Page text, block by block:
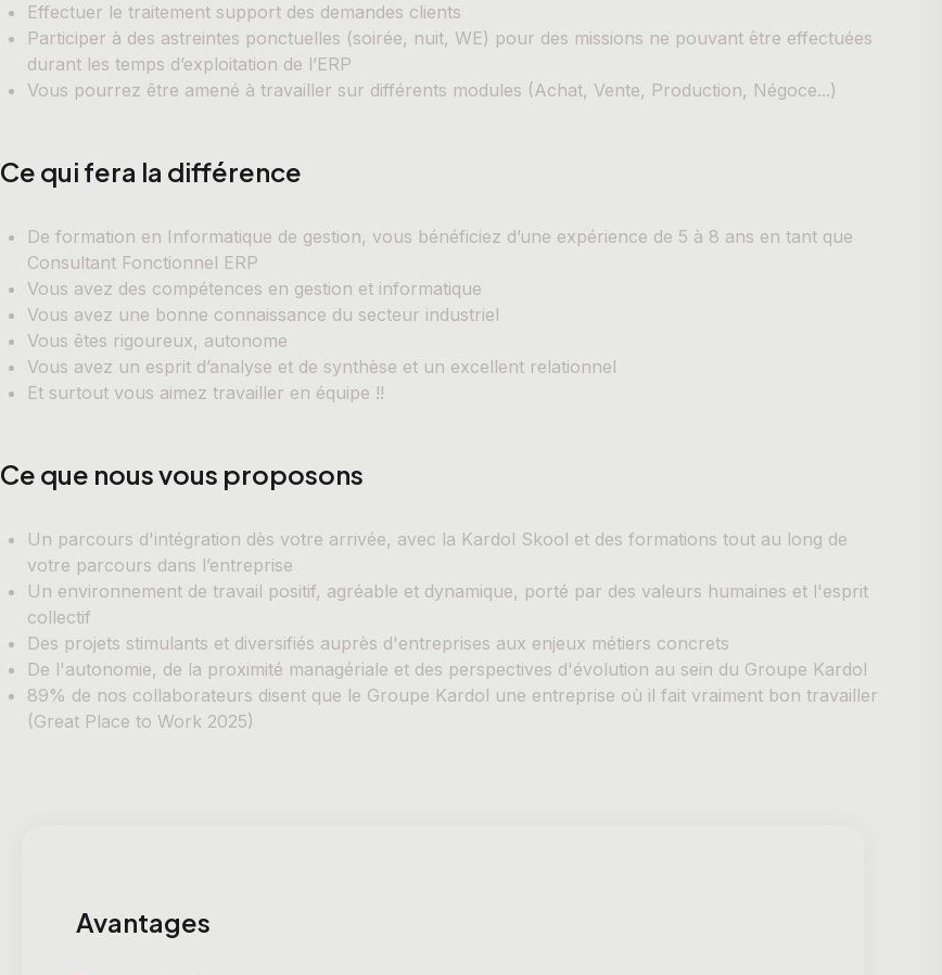
Effectuer le traitement support des demandes clients
Participer à des astreintes ponctuelles (soirée, nuit, WE) pour des missions ne pouvant être effectuées
durant les temps d’exploitation de l’ERP
Vous pourrez être amené à travailler sur différents modules (Achat, Vente, Production, Négoce...)
Ce qui fera la différence
De formation en Informatique de gestion, vous bénéficiez d’une expérience de 5 à 8 ans en tant que
Consultant Fonctionnel ERP
Vous avez des compétences en gestion et informatique
Vous avez une bonne connaissance du secteur industriel
Vous êtes rigoureux, autonome
Vous avez un esprit d’analyse et de synthèse et un excellent relationnel
Et surtout vous aimez travailler en équipe !!
Ce que nous vous proposons
Un parcours d'intégration dès votre arrivée, avec la Kardol Skool et des formations tout au long de
votre parcours dans l’entreprise
Un environnement de travail positif, agréable et dynamique, porté par des valeurs humaines et l'esprit
collectif
Des projets stimulants et diversifiés auprès d'entreprises aux enjeux métiers concrets
De l'autonomie, de la proximité managériale et des perspectives d'évolution au sein du Groupe Kardol
89% de nos collaborateurs disent que le Groupe Kardol une entreprise où il fait vraiment bon travailler
(Great Place to Work 2025)
Avantages